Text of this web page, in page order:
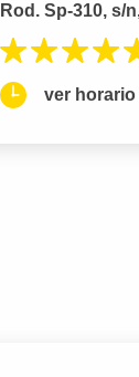
Rod. Sp-310, s/
ver